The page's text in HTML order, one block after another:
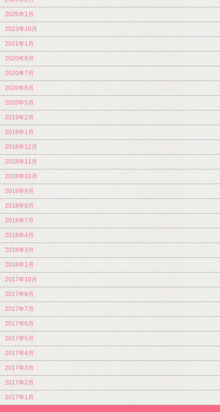
2025年1月
2023年10月
2021年1月
2020年8月
2020年7月
2020年6月
2020年5月
2019年2月
2019年1月
2018年12月
2018年11月
2018年10月
2018年9月
2018年8月
2018年7月
2018年4月
2018年3月
2018年1月
2017年10月
2017年8月
2017年7月
2017年6月
2017年5月
2017年4月
2017年3月
2017年2月
2017年1月